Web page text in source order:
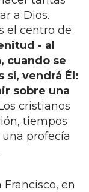
a Dios.
el centro de
- al
cuando se
sí, vendrá Él:
sobre una
cristianos
tiempos
profecía
en